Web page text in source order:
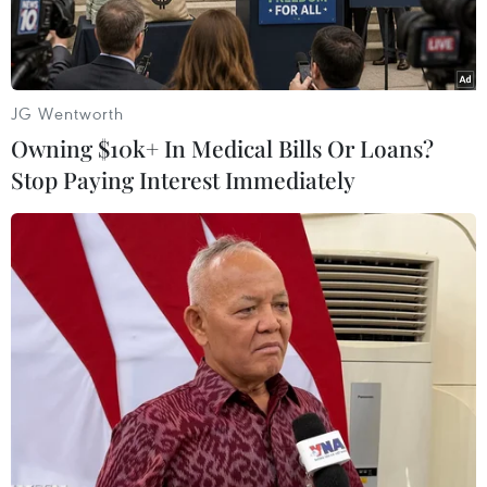
Đàn cá heo 3 con cỡ lớn tung tăng bơi lội tại khu vực biển xã
đảo Cái Chiên. (Ảnh: TTXVN phát)
Ngày 1/6, Chủ tịch Ủy ban Nhân dân xã Cái
Chiên (tỉnh Quảng Ninh) Đinh Quang Mạnh cho
JG Wentworth
Owning $10k+ In Medical Bills Or Loans?
Stop Paying Interest Immediately